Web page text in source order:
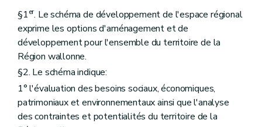
Art. 255/20
Art. 255/21
Art. 255/22
Section VII De l'octroi d'une subvention pour l'élaboration ou la révision totale concomitante d'un schéma de structure communal et d'un programme communal de mise en oeuvre des zones d'aménagement différé
Art. 255/23
Art. 255/24
Art. 255/25
Art. 255/26
Section (VIII - AGW du 17 juillet 2003, art. 1
Art. 255/ 27 – AGW du 17juillet 2003, art1
Chapitre premierquater
Des Maisons de L'Urbanisme - De leur mission - De leur agrément - Des subventions
§1er. Le schéma de développement de l'espace régional
exprime les options d'aménagement et de
développement pour l'ensemble du territoire de la
Région wallonne.
§2. Le schéma indique:
1° l'évaluation des besoins sociaux, économiques,
patrimoniaux et environnementaux ainsi que l'analyse
des contraintes et potentialités du territoire de la